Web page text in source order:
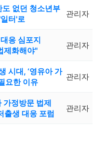
없던 청소년부
터'로
관리자
응 심포지
제화해야"
관리자
시대, ‘영유아 가
요한 이유
관리자
정방문 법제
출생 대응 포럼
관리자